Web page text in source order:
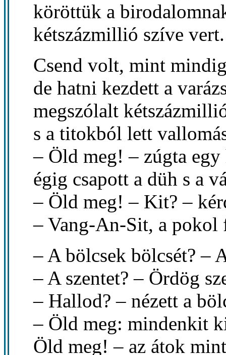
köröttük a
kétszázmillió szíve vert.
Csend volt, mint
de hatni kezdett a
megszólalt
s a titokból lett
– Öld meg! – zúgta egy
égig csapott a düh s a
– Öld meg! – Kit? –
– Vang-An-Sit, a pokol
– A bölcsek bölcsét? –
– A szentet? – Ördög
– Hallod? – nézett a
– Öld meg: mindenkit
Öld meg! – az átok